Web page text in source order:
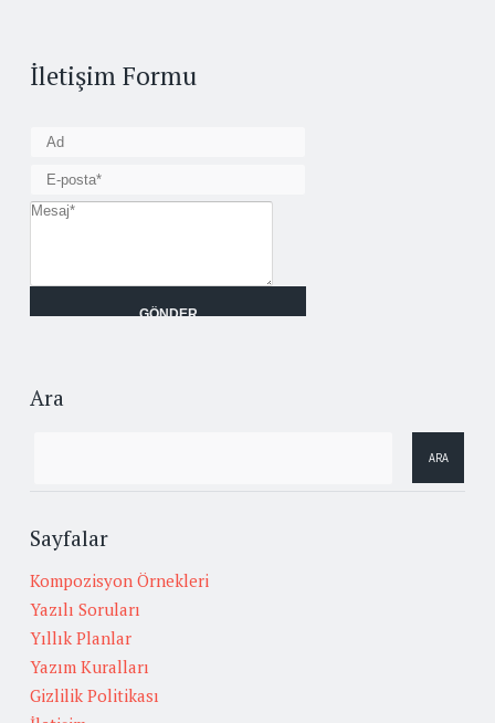
İletişim Formu
Ara
Sayfalar
Kompozisyon Örnekleri
Yazılı Soruları
Yıllık Planlar
Yazım Kuralları
Gizlilik Politikası